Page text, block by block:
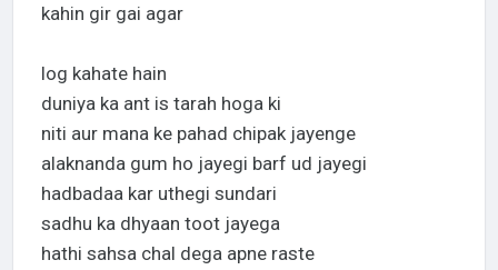
kahin gir gai agar
log kahate hain
duniya ka ant is tarah hoga ki
niti aur mana ke pahad chipak jayenge
alaknanda gum ho jayegi barf ud jayegi
hadbadaa kar uthegi sundari
sadhu ka dhyaan toot jayega
hathi sahsa chal dega apne raste